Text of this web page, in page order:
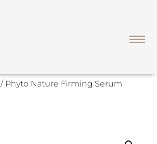
/ Phyto Nature Firming Serum